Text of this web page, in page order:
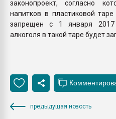
законопроект, согласно
напитков в пластиковой
запрещен с 1 января 2017
алкоголя в такой таре будет
предыдущая новость